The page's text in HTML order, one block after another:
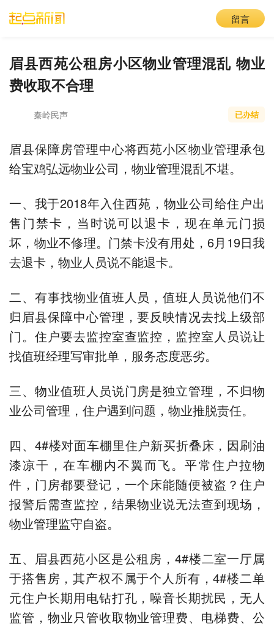
留言
眉县西苑公租房小区物业管理混乱 物业
费收取不合理
秦岭民声 已办结
眉县保障房管理中心将西苑小区物业管理承包
给宝鸡弘远物业公司，物业管理混乱不堪。
一、我于2018年入住西苑，物业公司给住户出
售门禁卡，当时说可以退卡，现在单元门损
坏，物业不修理。门禁卡没有用处，6月19日我
去退卡，物业人员说不能退卡。
二、有事找物业值班人员，值班人员说他们不
归眉县保障中心管理，要反映情况去找上级部
门。住户要去监控室查监控，监控室人员说让
找值班经理写审批单，服务态度恶劣。
三、物业值班人员说门房是独立管理，不归物
业公司管理，住户遇到问题，物业推脱责任。
四、4#楼对面车棚里住户新买折叠床，因刷油
漆凉干，在车棚内不翼而飞。平常住户拉物
件，门房都要登记，一个床能随便被盗？住户
报警后需查监控，结果物业说无法查到现场，
物业管理监守自盗。
五、眉县西苑小区是公租房，4#楼二室一厅属
于搭售房，其产权不属于个人所有，4#楼二单
元住户长期用电钻打孔，噪音长期扰民，无人
监管，物业只管收取物业管理费、电梯费、公